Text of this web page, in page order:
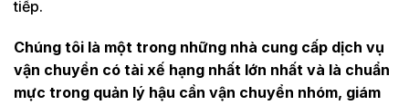
tiếp.
Chúng tôi là một trong những nhà cung cấp dịch vụ
vận chuyển có tài xế hạng nhất lớn nhất và là chuẩn
mực trong quản lý hậu cần vận chuyển nhóm, giám